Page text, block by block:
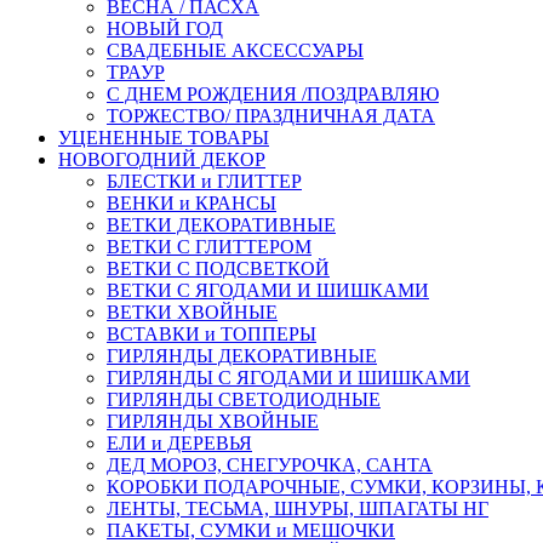
ВЕСНА / ПАСХА
НОВЫЙ ГОД
СВАДЕБНЫЕ АКСЕССУАРЫ
ТРАУР
С ДНЕМ РОЖДЕНИЯ /ПОЗДРАВЛЯЮ
ТОРЖЕСТВО/ ПРАЗДНИЧНАЯ ДАТА
УЦЕНЕННЫЕ ТОВАРЫ
НОВОГОДНИЙ ДЕКОР
БЛЕСТКИ и ГЛИТТЕР
ВЕНКИ и КРАНСЫ
ВЕТКИ ДЕКОРАТИВНЫЕ
ВЕТКИ С ГЛИТТЕРОМ
ВЕТКИ С ПОДСВЕТКОЙ
ВЕТКИ С ЯГОДАМИ И ШИШКАМИ
ВЕТКИ ХВОЙНЫЕ
ВСТАВКИ и ТОППЕРЫ
ГИРЛЯНДЫ ДЕКОРАТИВНЫЕ
ГИРЛЯНДЫ С ЯГОДАМИ И ШИШКАМИ
ГИРЛЯНДЫ СВЕТОДИОДНЫЕ
ГИРЛЯНДЫ ХВОЙНЫЕ
ЕЛИ и ДЕРЕВЬЯ
ДЕД МОРОЗ, СНЕГУРОЧКА, САНТА
КОРОБКИ ПОДАРОЧНЫЕ, СУМКИ,
ЛЕНТЫ, ТЕСЬМА, ШНУРЫ, ШПАГАТЫ НГ
ПАКЕТЫ, СУМКИ и МЕШОЧКИ